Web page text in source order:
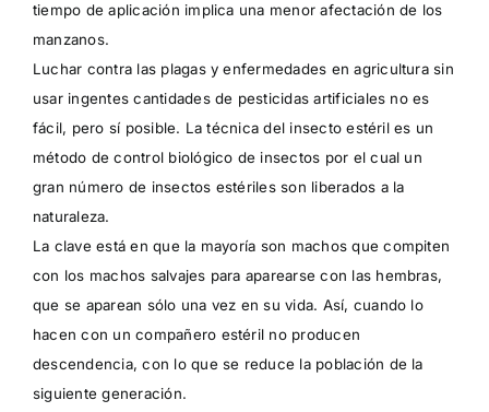
tiempo de aplicación implica una menor afectación de los
manzanos.
Luchar contra las plagas y enfermedades en agricultura sin
usar ingentes cantidades de pesticidas artificiales no es
fácil, pero sí posible. La técnica del insecto estéril es un
método de control biológico de insectos por el cual un
gran número de insectos estériles son liberados a la
naturaleza.
La clave está en que la mayoría son machos que compiten
con los machos salvajes para aparearse con las hembras,
que se aparean sólo una vez en su vida. Así, cuando lo
hacen con un compañero estéril no producen
descendencia, con lo que se reduce la población de la
siguiente generación.